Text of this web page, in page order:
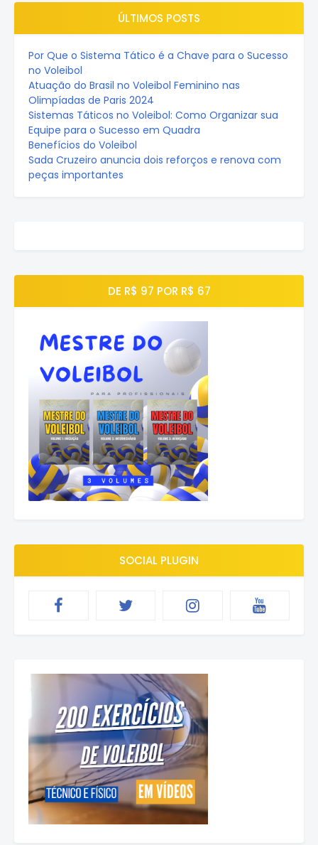
ÚLTIMOS POSTS
Por Que o Sistema Tático é a Chave para o Sucesso
no Voleibol
Atuação do Brasil no Voleibol Feminino nas
Olimpíadas de Paris 2024
Sistemas Táticos no Voleibol: Como Organizar sua
Equipe para o Sucesso em Quadra
Benefícios do Voleibol
Sada Cruzeiro anuncia dois reforços e renova com
peças importantes
DE R$ 97 POR R$ 67
SOCIAL PLUGIN